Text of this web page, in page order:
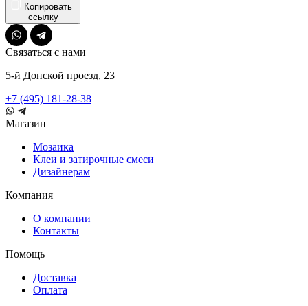
Копировать
ссылку
Связаться с нами
5-й Донской проезд, 23
+7 (495) 181-28-38
Магазин
Мозаика
Клеи и затирочные смеси
Дизайнерам
Компания
О компании
Контакты
Помощь
Доставка
Оплата